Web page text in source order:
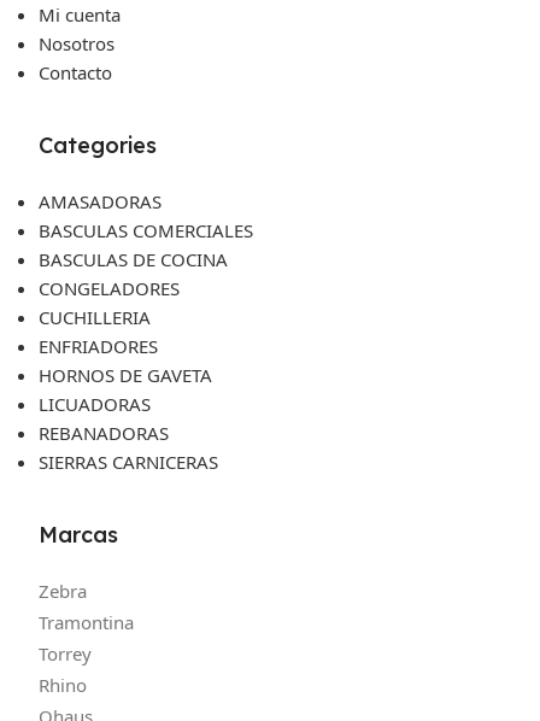
Mi cuenta
Nosotros
Contacto
Categories
AMASADORAS
BASCULAS COMERCIALES
BASCULAS DE COCINA
CONGELADORES
CUCHILLERIA
ENFRIADORES
HORNOS DE GAVETA
LICUADORAS
REBANADORAS
SIERRAS CARNICERAS
Marcas
Zebra
Tramontina
Torrey
Rhino
Ohaus